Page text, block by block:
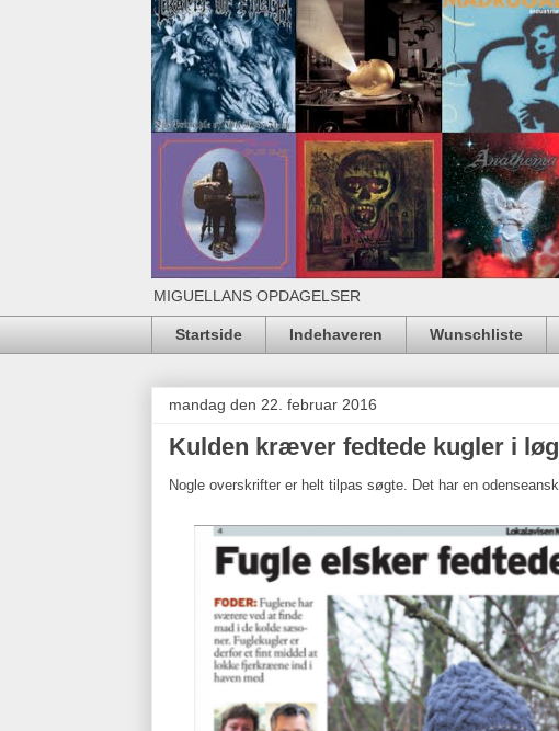
MIGUELLANS OPDAGELSER
Startside Indehaveren Wunschliste
mandag den 22. februar 2016
Kulden kræver fedtede kugler i
Nogle overskrifter er helt tilpas søgte. Det har en